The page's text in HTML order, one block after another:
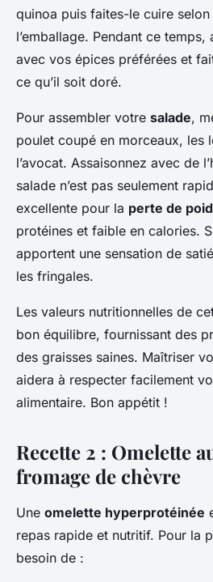
quinoa puis faites-le cuire
l’emballage. Pendant ce
avec vos épices préférées et
ce qu’il soit doré.
Pour assembler votre salade,
poulet coupé en morceaux, les
l’avocat. Assaisonnez avec de
salade n’est pas seulement
excellente pour la perte de
protéines et faible en calories.
apportent une sensation de
les fringales.
Les valeurs nutritionnelles de
bon équilibre, fournissant des
des graisses saines. Maîtriser
aidera à respecter facilement
alimentaire. Bon appétit !
Recette 2 : Omelette
fromage de chèvre
Une omelette hyperprotéinée
repas rapide et nutritif. Pour la
besoin de :